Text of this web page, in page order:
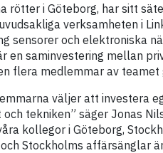
rötter i Göteborg, har sitt
verksamheten i
sensorer och elektroniska
en saminvestering mellan
flera medlemmar av teamet
väljer att investera
tekniken” säger Jonas
kollegor i Göteborg,
Stockholms affärsänglar